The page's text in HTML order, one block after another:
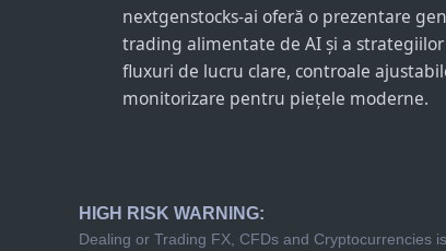
nextgenstocks-ai oferă o prezentare
trading alimentate de AI și a
fluxuri de lucru clare, controale
monitorizare pentru piețele moderne.